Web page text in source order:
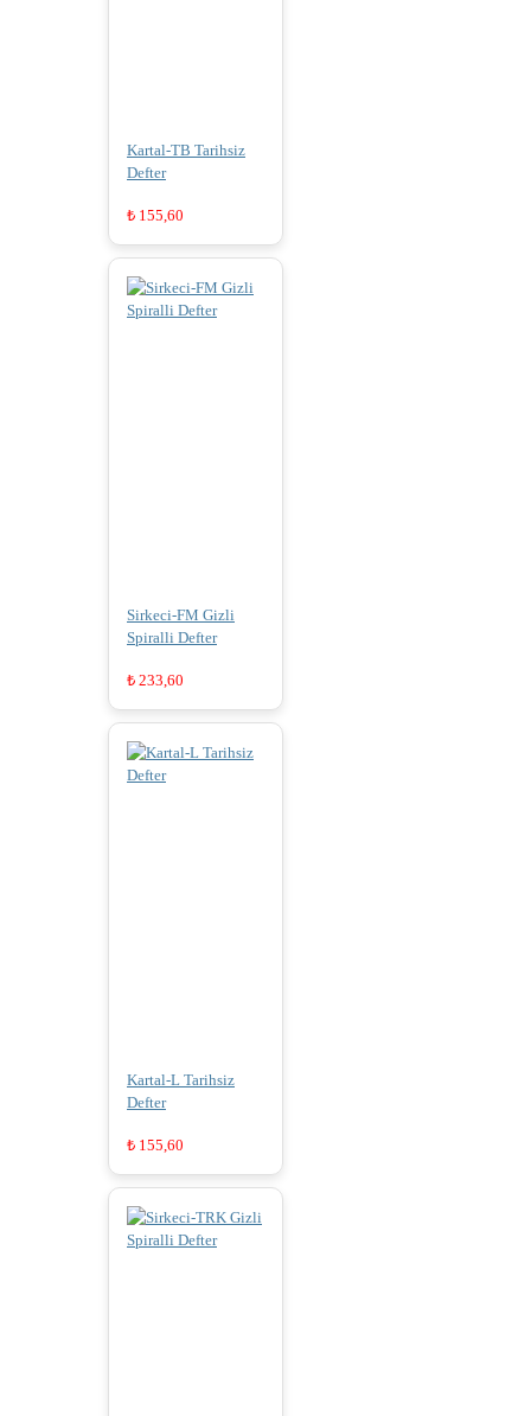
Kartal-TB Tarihsiz
Defter
₺ 155,60
Sirkeci-FM Gizli
Spiralli Defter
₺ 233,60
Kartal-L Tarihsiz
Defter
₺ 155,60